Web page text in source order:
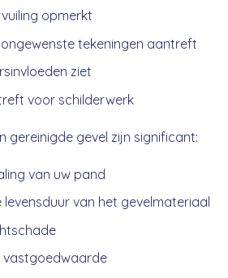
opmerkt
tekeningen aantreft
ziet
voor schilderwerk
gereinigde gevel zijn significant:
van uw pand
levensduur van het gevelmateriaal
vastgoedwaarde